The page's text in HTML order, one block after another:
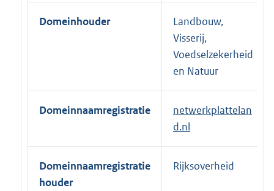
l
i
n
k
:
Domeinhouder
Landbouw,
Visserij,
Voedselzekerheid
en Natuur
Domeinnaamregistratie
netwerkplattelan
d.nl
Domeinnaamregistratie
houder
Rijksoverheid